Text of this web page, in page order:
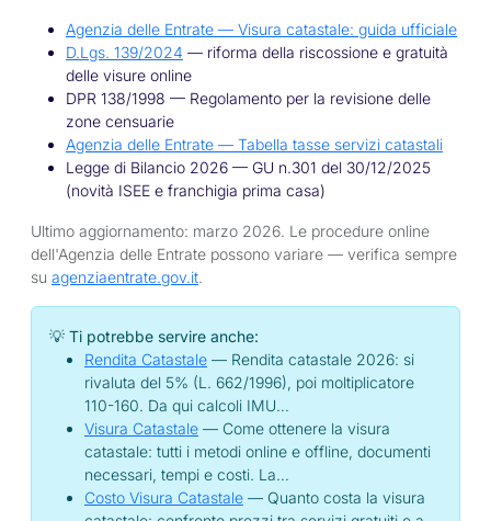
Agenzia delle Entrate — Visura catastale: guida ufficiale
D.Lgs. 139/2024 — riforma della riscossione e gratuità
delle visure online
DPR 138/1998 — Regolamento per la revisione delle
zone censuarie
Agenzia delle Entrate — Tabella tasse servizi catastali
Legge di Bilancio 2026 — GU n.301 del 30/12/2025
(novità ISEE e franchigia prima casa)
Ultimo aggiornamento: marzo 2026. Le procedure online
dell'Agenzia delle Entrate possono variare — verifica sempre
su agenziaentrate.gov.it.
💡 Ti potrebbe servire anche:
Rendita Catastale — Rendita catastale 2026: si
rivaluta del 5% (L. 662/1996), poi moltiplicatore
110-160. Da qui calcoli IMU…
Visura Catastale — Come ottenere la visura
catastale: tutti i metodi online e offline, documenti
necessari, tempi e costi. La…
Costo Visura Catastale — Quanto costa la visura